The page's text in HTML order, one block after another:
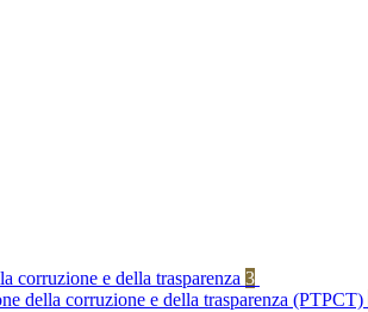
corruzione e della trasparenza 3
della corruzione e della trasparenza (PTPCT)